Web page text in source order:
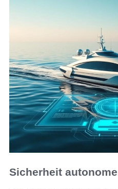
Sicherheit